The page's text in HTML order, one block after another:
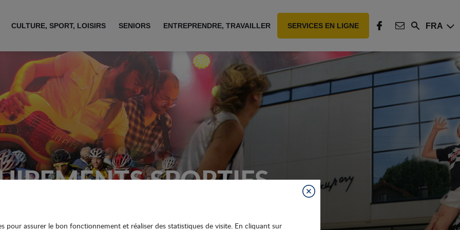
Fermer
pour assurer le bon fonctionnement et réaliser des statistiques de visite. En cliquant sur
CULTURE, SPORT, LOISIRS SENIORS ENTREPRENDRE, TRAVAILLER SERVICES EN LIGNE
FACEBOOK
CONTACT
Rechercher
FRA
SPORTIFS